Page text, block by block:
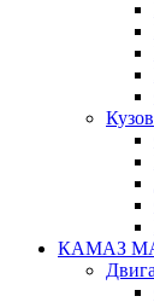
Кузов
КАМАЗ